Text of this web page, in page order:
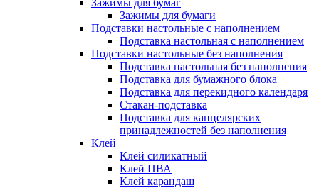
Зажимы для бумаг
Зажимы для бумаги
Подставки настольные с наполнением
Подставка настольная с наполнением
Подставки настольные без наполнения
Подставка настольная без наполнения
Подставка для бумажного блока
Подставка для перекидного календаря
Стакан-подставка
Подставка для канцелярских
принадлежностей без наполнения
Клей
Клей силикатный
Клей ПВА
Клей карандаш